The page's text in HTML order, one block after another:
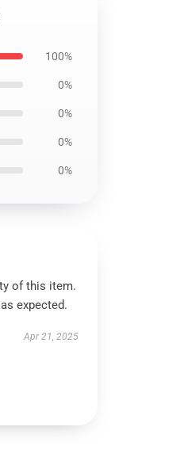
100%
0%
0%
0%
0%
of this item.
expected.
Apr 21, 2025